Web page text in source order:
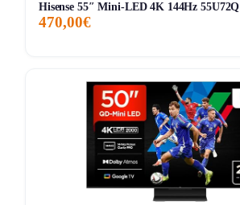
Hisense 55″ Mini‑LED 4K 144Hz 55U72Q
470,00€